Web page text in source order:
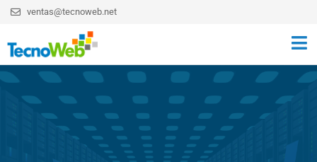
ventas@tecnoweb.net